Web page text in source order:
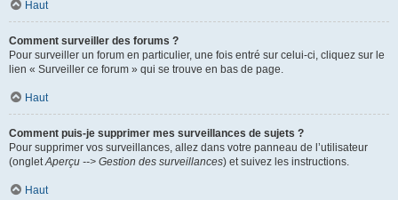
Haut
Comment surveiller des forums ?
Pour surveiller un forum en particulier, une fois entré sur celui-ci, cliquez sur le
lien « Surveiller ce forum » qui se trouve en bas de page.
Haut
Comment puis-je supprimer mes surveillances de sujets ?
Pour supprimer vos surveillances, allez dans votre panneau de l’utilisateur
(ongletAperçu --> Gestion des surveillances) et suivez les instructions.
Haut